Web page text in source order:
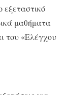
μαθήματα
του «Ελέγχου